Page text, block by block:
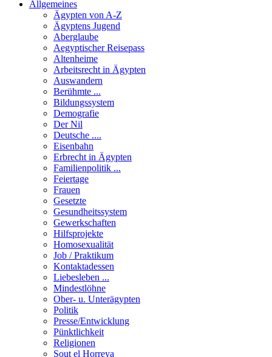
Allgemeines
Ägypten von A-Z
Ägyptens Jugend
Aberglaube
Aegyptischer Reisepass
Altenheime
Arbeitsrecht in Ägypten
Auswandern
Berühmte ...
Bildungssystem
Demografie
Der Nil
Deutsche ....
Eisenbahn
Erbrecht in Ägypten
Familienpolitik ...
Feiertage
Frauen
Gesetzte
Gesundheitssystem
Gewerkschaften
Hilfsprojekte
Homosexualität
Job / Praktikum
Kontaktadessen
Liebesleben ...
Mindestlöhne
Ober- u. Unterägypten
Politik
Presse/Entwicklung
Pünktlichkeit
Religionen
Sout el Horreya